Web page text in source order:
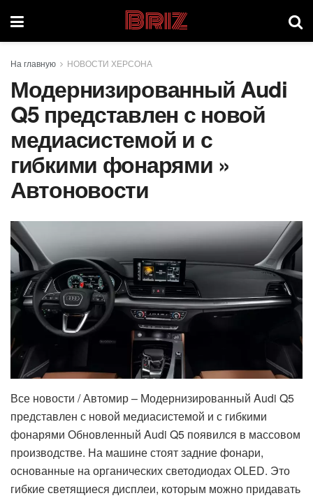
Briz
На главную НОВОСТИ ХЕРСОНА
Модернизированный Audi
Q5 представлен с новой
медиасистемой и с
гибкими фонарями »
Автоновости
Все новости / Автомир – Модернизированный Audi Q5
представлен с новой медиасистемой и с гибкими
фонарями Обновленный Audi Q5 появился в массовом
производстве. На машине стоят задние фонари,
основанные на органических светодиодах OLED. Это
гибкие светящиеся дисплеи, которым можно придавать